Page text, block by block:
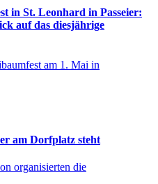
in St. Leonhard in Passeier:
auf das diesjährige
am 1. Mai in
am Dorfplatz steht
organisierten die